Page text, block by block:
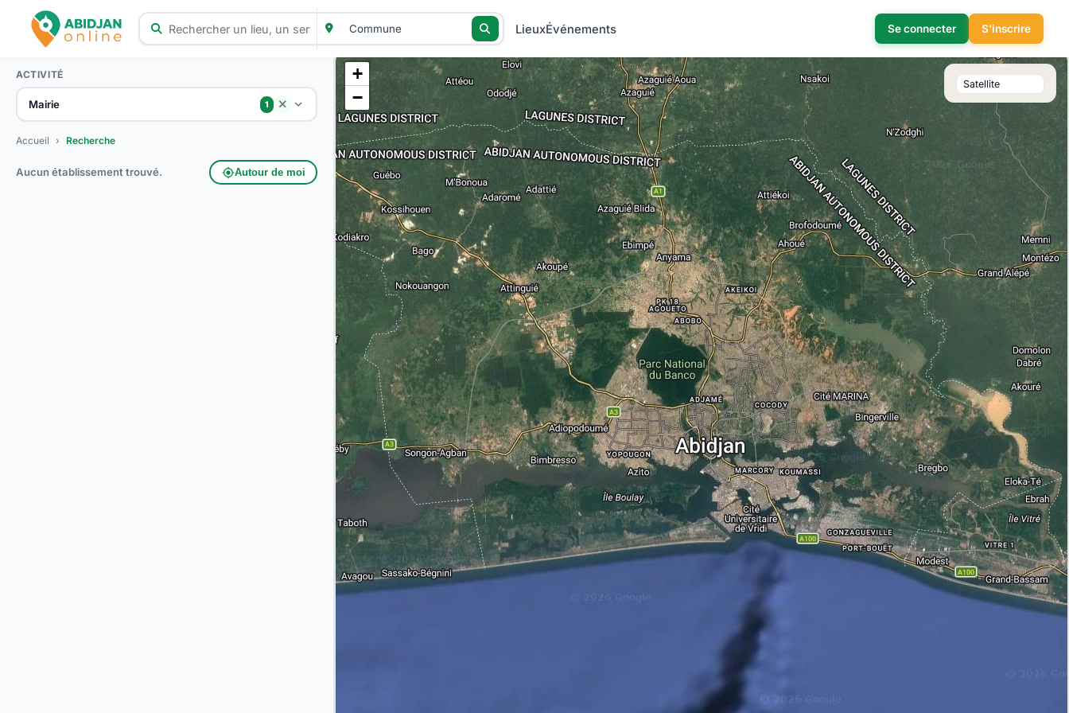
LieuxÉvénements Se connecter S'inscrire
ACTIVITÉ
Mairie 1 close
Accueil › Recherche
Aucun établissement trouvé. my_locationAutour de moi
+
−